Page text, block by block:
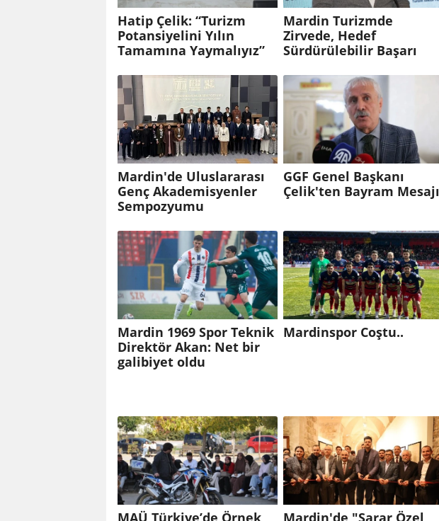
Hatip Çelik: “Turizm
Potansiyelini Yılın
Tamamına Yaymalıyız”
Mardin Turizmde
Zirvede, Hedef
Sürdürülebilir Başarı
Mardin'de Uluslararası
Genç Akademisyenler
Sempozyumu
GGF Genel Başkanı
Çelik'ten Bayram Mesajı
Mardin 1969 Spor Teknik
Direktör Akan: Net bir
galibiyet oldu
Mardinspor Coştu..
MAÜ Türkiye’de Örnek
Mardin'de "Sarar Özel